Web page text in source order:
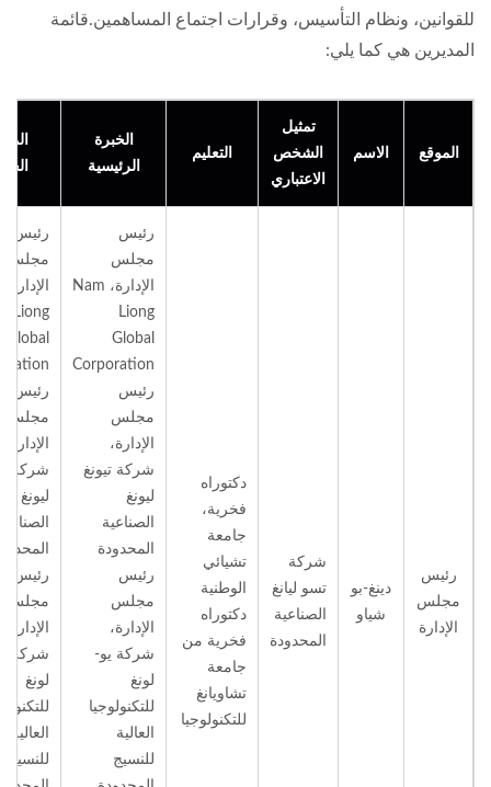
للقوانين، ونظام التأسيس، وقرارات اجتماع المساهمين.قائمة
المديرين هي كما يلي:
الموقع الاسم
تمثيل
الشخص
الاعتباري
التعليم
الخبرة
الرئيسية
رئيس
مجلس
الإدارة
دينغ-بو
شياو
شركة
تسو ليانغ
الصناعية
المحدودة
دكتوراه
فخرية،
جامعة
تشيائي
الوطنية
دكتوراه
فخرية من
جامعة
تشاويانغ
للتكنولوجيا
رئيس
مجلس
الإدارة، Nam
Liong
Global
Corporation
رئيس
مجلس
الإدارة،
شركة تيونغ
ليونغ
الصناعية
المحدودة
رئيس
مجلس
الإدارة،
شركة يو-
لونغ
للتكنولوجيا
العالية
للنسيج
رئيس
مجلس
Liong
Global
رئيس
مجلس
الإدارة،
شركة
ليونغ
رئيس
مجلس
الإدارة،
شركة
لونغ
العالية
للنسيج